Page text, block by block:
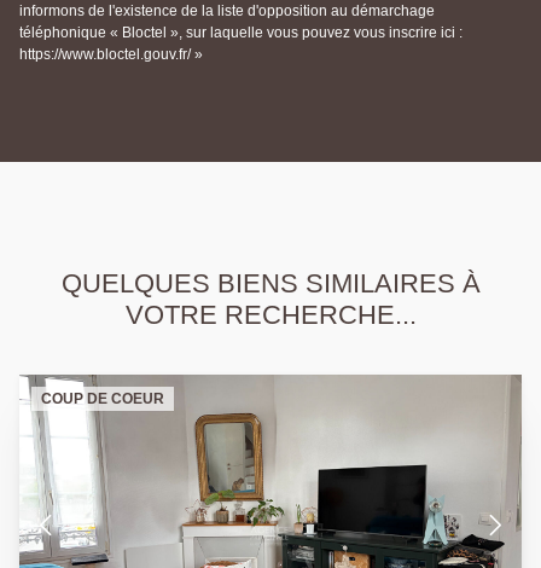
informons de l'existence de la liste d'opposition au démarchage
téléphonique « Bloctel », sur laquelle vous pouvez vous inscrire ici :
https://www.bloctel.gouv.fr/ »
QUELQUES BIENS SIMILAIRES À
VOTRE RECHERCHE...
COUP DE COEUR